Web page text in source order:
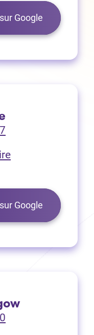
Google(Ouvre
(Ouvre dans un
Google(Ouvre